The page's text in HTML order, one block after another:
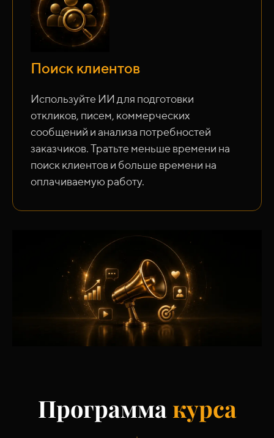
Поиск клиентов
Используйте ИИ для подготовки
откликов, писем, коммерческих
сообщений и анализа потребностей
заказчиков. Тратьте меньше времени на
поиск клиентов и больше времени на
оплачиваемую работу.
Программакурса